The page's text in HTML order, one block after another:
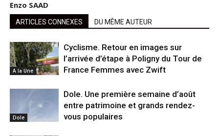
Enzo SAAD
ARTICLES CONNEXES DU MÊME AUTEUR
A la Une
Cyclisme. Retour en images sur
l’arrivée d’étape à Poligny du Tour de
France Femmes avec Zwift
Dole
Dole. Une première semaine d’août
entre patrimoine et grands rendez-
vous populaires